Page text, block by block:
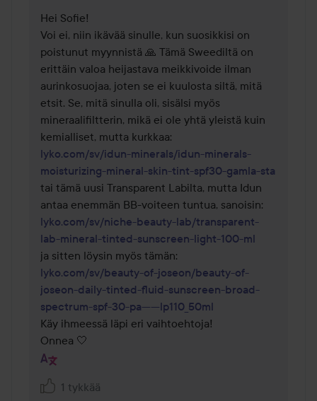
Hei Sofie!
Voi ei, niin ikävää sinulle, kun suosikkisi on
poistunut myynnistä 🙏 Tämä Sweediltä on
erittäin valoa heijastava meikkivoide ilman
aurinkosuojaa, joten se ei kuulosta siltä, mitä
etsit. Se, mitä sinulla oli, sisälsi myös
mineraalifiltterin, mikä ei ole yhtä yleistä kuin
lyko.com/sv/idun-minerals/idun-minerals-
moisturizing-mineral-skin-tint-spf30-gamla-sta
tai tämä uusi Transparent Labilta, mutta Idun
lyko.com/sv/niche-beauty-lab/transparent-
lab-mineral-tinted-sunscreen-light-100-ml
lyko.com/sv/beauty-of-joseon/beauty-of-
joseon-daily-tinted-fluid-sunscreen-broad-
spectrum-spf-30-pa------lp110_50ml
Käy ihmeessä läpi eri vaihtoehtoja!
Onnea 🤍
1 tykkää